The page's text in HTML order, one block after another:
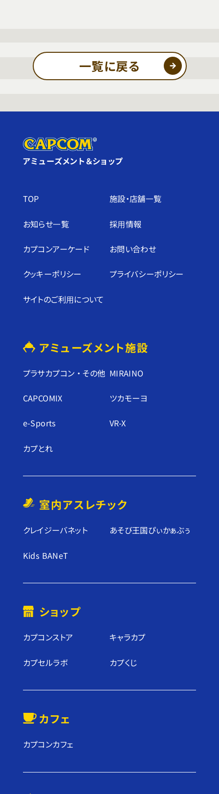
一覧に戻る
アミューズメント＆ショップ
TOP 施設・店舗⼀覧
お知らせ⼀覧 採⽤情報
カプコンアーケード お問い合わせ
クッキーポリシー プライバシーポリシー
サイトのご利⽤について
アミューズメント施設
プラサカプコン ・ その他 MIRAINO
CAPCOMIX ツカモーヨ
e-Sports VR-X
カプとれ
室内アスレチック
クレイジーバネット あそび王国ぴぃかぁぶぅ
Kids BANeT
ショップ
カプコンストア キャラカプ
カプセルラボ カプくじ
カフェ
カプコンカフェ